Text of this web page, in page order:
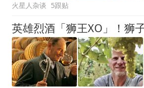
火星人杂谈 5跟贴